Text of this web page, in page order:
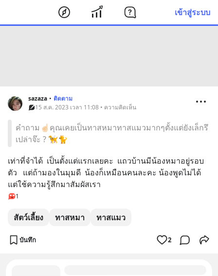
เข้าสู่ระบบ
sazaza • ติดตาม
15 ส.ค. 2023 เวลา 11:08 • ความคิดเห็น
คำถาม☝🏻คุณเคยเป็นทาสหมาทาสแมวมากๆตั้งแต่ยังเล็กรึ
เปล่าจ๊ะ ? 🦮🐈
เท่าที่จำได้  เป็นตั้งแต่แรกเลยคะ  แถวบ้านมีน้องหมาอยู่รอบ
ตัว   แต่ถ้ามองในมุมดี  น้องก็เหมือนคนละคะ น้องพูดไม่ได้
แต่ใช้ความรู้สึกมาสัมผัสเรา
1
สัตว์เลี้ยง ทาสหมา ทาสแมว
บันทึก 2